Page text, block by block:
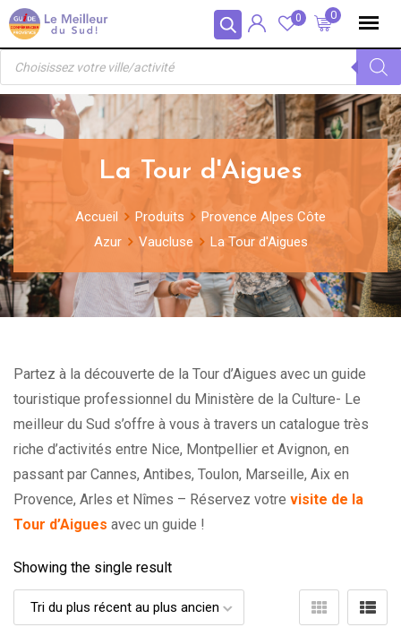
Panneau de gestion des cookies
Skip
to
content
0
0
Recherche
produits
La Tour d'Aigues
Accueil Produits
Provence Alpes Côte
Azur
Vaucluse La Tour d'Aigues
Partez à la découverte de la Tour d’Aigues avec un guide
touristique professionnel du Ministère de la Culture- Le
meilleur du Sud s’offre à vous à travers un catalogue très
riche d’activités entre Nice, Montpellier et Avignon, en
passant par Cannes, Antibes, Toulon, Marseille, Aix en
Provence, Arles et Nîmes – Réservez votre visite de la
Tour d’Aigues avec un guide !
Showing the single result